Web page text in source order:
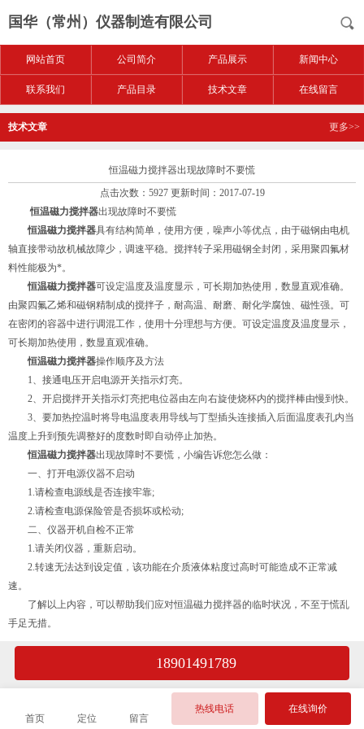
国华（常州）仪器制造有限公司
网站首页 公司简介 产品展示 新闻中心
联系我们 产品目录 技术文章 在线留言
技术文章 更多>>
恒温磁力搅拌器出现故障时不要慌
点击次数：5927 更新时间：2017-07-19
恒温磁力搅拌器出现故障时不要慌
恒温磁力搅拌器具有结构简单，使用方便，噪声小等优点，由于磁钢由电机
轴直接带动故机械故障少，调速平稳。搅拌转子采用磁钢全封闭，采用聚四氟材
料性能极为*。
恒温磁力搅拌器可设定温度及温度显示，可长期加热使用，数显直观准确。
由聚四氟乙烯和磁钢精制成的搅拌子，耐高温、耐磨、耐化学腐蚀、磁性强。可
在密闭的容器中进行调混工作，使用十分理想与方便。可设定温度及温度显示，
可长期加热使用，数显直观准确。
恒温磁力搅拌器操作顺序及方法
1、接通电压开启电源开关指示灯亮。
2、开启搅拌开关指示灯亮把电位器由左向右旋使烧杯内的搅拌棒由慢到快。
3、要加热控温时将导电温度表用导线与丁型插头连接插入后面温度表孔内当
温度上升到预先调整好的度数时即自动停止加热。
恒温磁力搅拌器出现故障时不要慌，小编告诉您怎么做：
一、打开电源仪器不启动
1.请检查电源线是否连接牢靠;
2.请检查电源保险管是否损坏或松动;
二、仪器开机自检不正常
1.请关闭仪器，重新启动。
2.转速无法达到设定值，该功能在介质液体粘度过高时可能造成不正常减
速。
了解以上内容，可以帮助我们应对恒温磁力搅拌器的临时状况，不至于慌乱
手足无措。
18901491789
首页 定位 留言
热线电话 在线询价